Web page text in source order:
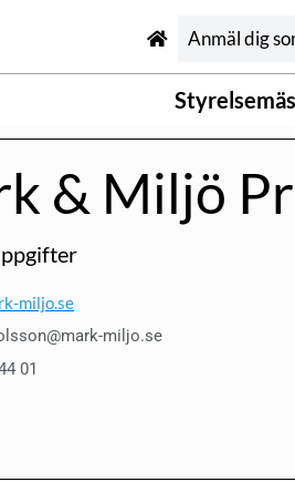
Anmäl dig
& Miljö
miljo.se
miljo.se
01